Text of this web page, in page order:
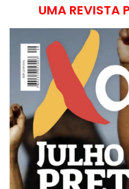
UMA REVISTA